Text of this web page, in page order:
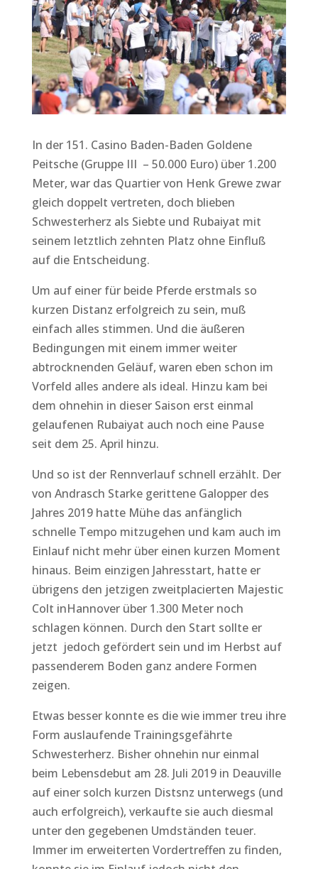
In der 151. Casino Baden-Baden Goldene
Peitsche (Gruppe III – 50.000 Euro) über 1.200
Meter, war das Quartier von Henk Grewe zwar
gleich doppelt vertreten, doch blieben
Schwesterherz als Siebte und Rubaiyat mit
seinem letztlich zehnten Platz ohne Einfluß
auf die Entscheidung.
Um auf einer für beide Pferde erstmals so
kurzen Distanz erfolgreich zu sein, muß
einfach alles stimmen. Und die äußeren
Bedingungen mit einem immer weiter
abtrocknenden Geläuf, waren eben schon im
Vorfeld alles andere als ideal. Hinzu kam bei
dem ohnehin in dieser Saison erst einmal
gelaufenen Rubaiyat auch noch eine Pause
seit dem 25. April hinzu.
Und so ist der Rennverlauf schnell erzählt. Der
von Andrasch Starke gerittene Galopper des
Jahres 2019 hatte Mühe das anfänglich
schnelle Tempo mitzugehen und kam auch im
Einlauf nicht mehr über einen kurzen Moment
hinaus. Beim einzigen Jahresstart, hatte er
übrigens den jetzigen zweitplacierten Majestic
Colt inHannover über 1.300 Meter noch
schlagen können. Durch den Start sollte er
jetzt jedoch gefördert sein und im Herbst auf
passenderem Boden ganz andere Formen
zeigen.
Etwas besser konnte es die wie immer treu ihre
Form auslaufende Trainingsgefährte
Schwesterherz. Bisher ohnehin nur einmal
beim Lebensdebut am 28. Juli 2019 in Deauville
auf einer solch kurzen Distsnz unterwegs (und
auch erfolgreich), verkaufte sie auch diesmal
unter den gegebenen Umdständen teuer.
Immer im erweiterten Vordertreffen zu finden,